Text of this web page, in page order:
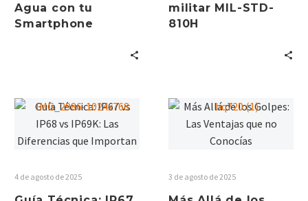
Agua con tu
Smartphone
militar MIL-STD-
810H
4 de agosto de 2025 3 de agosto de 2025